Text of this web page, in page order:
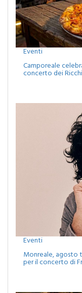
Eventi
Camporeale
concerto dei
Monreale, agosto
per il concerto di